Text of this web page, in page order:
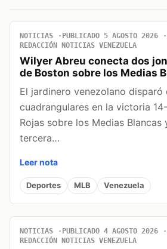
NOTICIAS PUBLICADO 5 AGOSTO 2026
REDACCIÓN NOTICIAS VENEZUELA
Wilyer Abreu conecta dos
de Boston sobre los Medias
El jardinero venezolano disparó
cuadrangulares en la victoria
Rojas sobre los Medias Blancas
tercera…
Leer nota
Deportes MLB Venezuela
NOTICIAS PUBLICADO 4 AGOSTO 2026
REDACCIÓN NOTICIAS VENEZUELA